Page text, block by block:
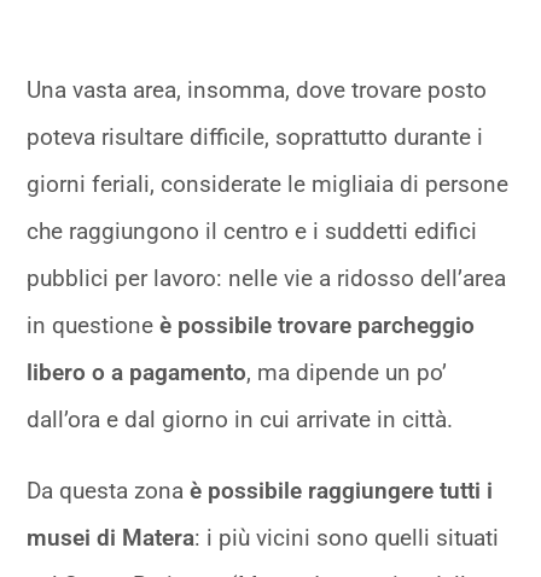
Una vasta area, insomma, dove trovare posto
poteva risultare difficile, soprattutto durante i
giorni feriali, considerate le migliaia di persone
che raggiungono il centro e i suddetti edifici
pubblici per lavoro: nelle vie a ridosso dell’area
in questioneè possibile trovare parcheggio
libero o a pagamento, ma dipende un po’
dall’ora e dal giorno in cui arrivate in città.
Da questa zonaè possibile raggiungere tutti i
musei di Matera: i più vicini sono quelli situati